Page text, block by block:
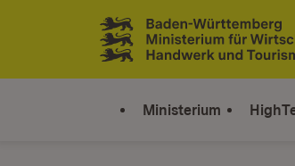
Zum Inhalt springen
Link zur Startseite
Ministerium